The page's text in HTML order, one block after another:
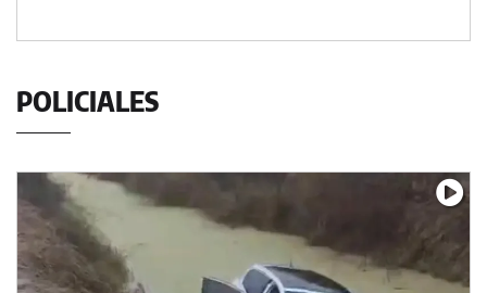
POLICIALES